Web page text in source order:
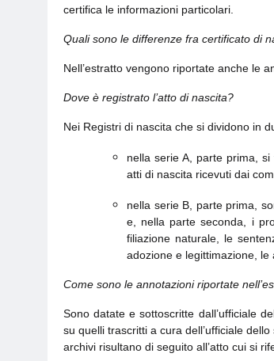
certifica le informazioni particolari.
Quali sono le differenze fra certificato di
Nell’estratto vengono riportate anche le
Dove è registrato l’atto di nascita?
Nei Registri di nascita che si dividono in
nella serie A, parte prima,
atti di nascita ricevuti dai
nella serie B, parte prima,
e, nella parte seconda, i
filiazione naturale, le
adozione e legittimazione, le
Come sono le annotazioni riportate
Sono datate e sottoscritte dall’ufficiale
su quelli trascritti a cura dell’ufficiale
archivi risultano di seguito all’atto cui si